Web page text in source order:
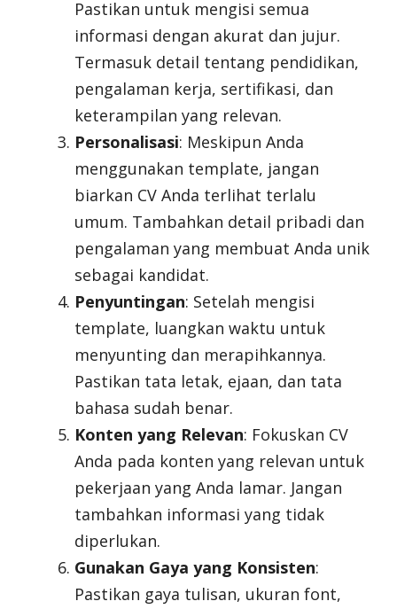
Pastikan untuk mengisi semua
informasi dengan akurat dan jujur.
Termasuk detail tentang pendidikan,
pengalaman kerja, sertifikasi, dan
keterampilan yang relevan.
Personalisasi: Meskipun Anda
menggunakan template, jangan
biarkan CV Anda terlihat terlalu
umum. Tambahkan detail pribadi dan
pengalaman yang membuat Anda unik
sebagai kandidat.
Penyuntingan: Setelah mengisi
template, luangkan waktu untuk
menyunting dan merapihkannya.
Pastikan tata letak, ejaan, dan tata
bahasa sudah benar.
Konten yang Relevan: Fokuskan CV
Anda pada konten yang relevan untuk
pekerjaan yang Anda lamar. Jangan
tambahkan informasi yang tidak
diperlukan.
Gunakan Gaya yang Konsisten:
Pastikan gaya tulisan, ukuran font,